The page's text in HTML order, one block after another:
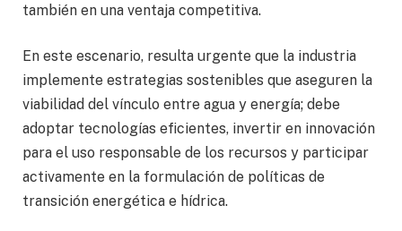
también en una ventaja competitiva.
En este escenario, resulta urgente que la industria
implemente estrategias sostenibles que aseguren la
viabilidad del vínculo entre agua y energía; debe
adoptar tecnologías eficientes, invertir en innovación
para el uso responsable de los recursos y participar
activamente en la formulación de políticas de
transición energética e hídrica.